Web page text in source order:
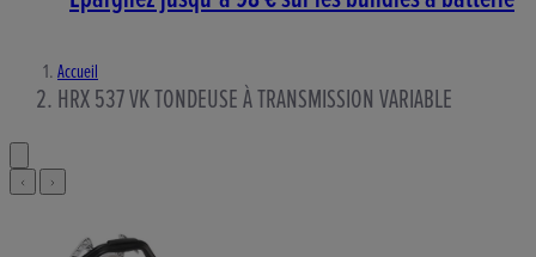
Accueil
HRX 537 VK TONDEUSE À TRANSMISSION VARIABLE